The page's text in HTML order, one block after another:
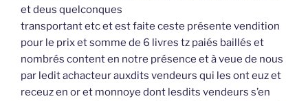
et deus quelconques
transportant etc et est faite ceste présente vendition
pour le prix et somme de 6 livres tz paiés baillés et
nombrés content en notre présence et à veue de nous
par ledit achacteur auxdits vendeurs qui les ont euz et
receuz en or et monnoye dont lesdits vendeurs s’en